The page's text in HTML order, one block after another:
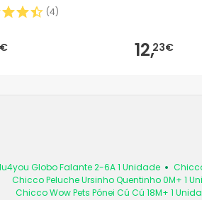
(4)
12,23€
Globo Falante 2-6A 1 Unidade
Chicco Peluche Ursinho Quentinho 0M+ 1
Chicco Wow Pets Pónei Cú Cú 18M+ 1